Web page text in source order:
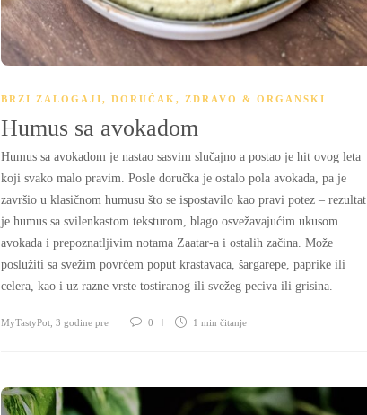
BRZI ZALOGAJI, DORUČAK , ZDRAVO & ORGANSKI
Humus sa avokadom
Humus sa avokadom je nastao sasvim slučajno a postao je hit ovog leta
koji svako malo pravim. Posle doručka je ostalo pola avokada, pa je
završio u klasičnom humusu što se ispostavilo kao pravi potez – rezultat
je humus sa svilenkastom teksturom, blago osvežavajućim ukusom
avokada i prepoznatljivim notama Zaatar-a i ostalih začina. Može
poslužiti sa svežim povrćem poput krastavaca, šargarepe, paprike ili
celera, kao i uz razne vrste tostiranog ili svežeg peciva ili grisina.
MyTastyPot 3 godine pre 0 1 min čitanje